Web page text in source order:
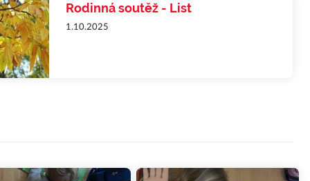
Rodinná soutěž - List
1.10.2025